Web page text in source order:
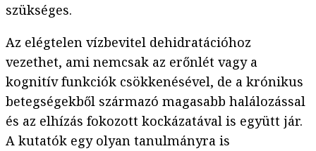
szükséges.
Az elégtelen vízbevitel dehidratációhoz
vezethet, ami nemcsak az erőnlét vagy a
kognitív funkciók csökkenésével, de a krónikus
betegségekből származó magasabb halálozással
és az elhízás fokozott kockázatával is együtt jár.
A kutatók egy olyan tanulmányra is